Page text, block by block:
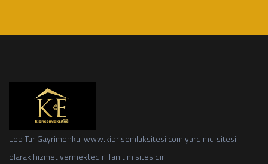
Leb Tur Gayrimenkul www.kibrisemlaksitesi.com yardımcı sitesi
olarak hizmet vermektedir. Tanıtım sitesidir.